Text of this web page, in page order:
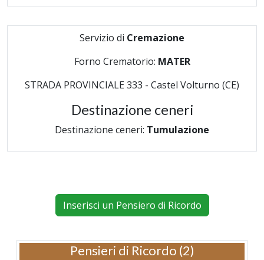
Servizio di Cremazione
Forno Crematorio: MATER
STRADA PROVINCIALE 333 - Castel Volturno (CE)
Destinazione ceneri
Destinazione ceneri: Tumulazione
Inserisci un Pensiero di Ricordo
Pensieri di Ricordo (2)